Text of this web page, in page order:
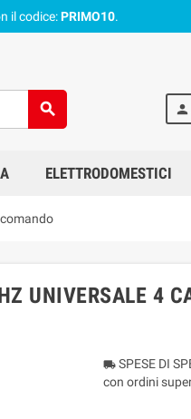
il codice:PRIMO10.
search person
ELETTRODOMESTICI
UNIVERSALE 4
local_shippingSPESE DI
con ordini